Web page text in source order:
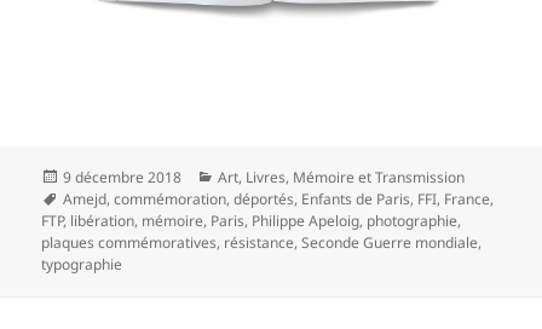
Publié
le
9 décembre 2018 Catégories
Art, Livres, Mémoire et Transmission
Mots-
clés
Amejd,commémoration,déportés, Enfants de Paris, FFI, France,
FTP, libération, mémoire, Paris, Philippe Apeloig, photographie,
plaques commémoratives, résistance,Seconde Guerre mondiale,
typographie